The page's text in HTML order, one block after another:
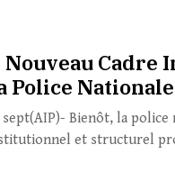
Cadre
Police Nationale
sept(AIP)- Bienôt, la
et structurel